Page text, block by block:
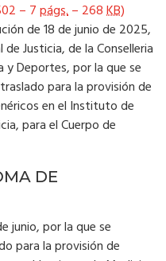
– 7págs.– 268KB)
de 18 de junio de 2025,
Justicia, de la Conselleria
y Deportes, por la que se
para la provisión de
en el Instituto de
para el Cuerpo de
DE
junio, por la que se
para la provisión de